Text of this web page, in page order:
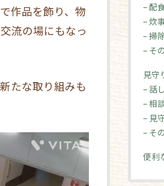
作品を飾り、物
流の場にもなっ
たな取り組みも
– 配
– 炊
– 掃
– そ
見守
– 話
– 相
– 見
– そ
便利